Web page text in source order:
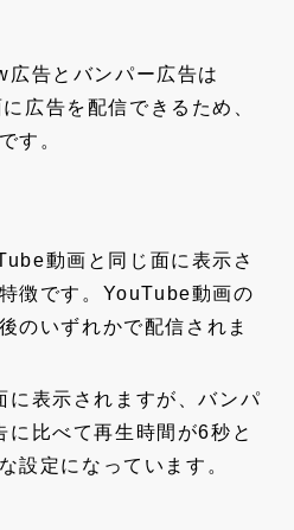
告とバンパー広告は
広告を配信できるため、
す。
動画と同じ面に表示さ
徴です。YouTube動画の
のいずれかで配信されま
表示されますが、バンパ
比べて再生時間が6秒と
設定になっています。